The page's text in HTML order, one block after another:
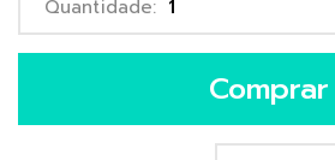
Comprar